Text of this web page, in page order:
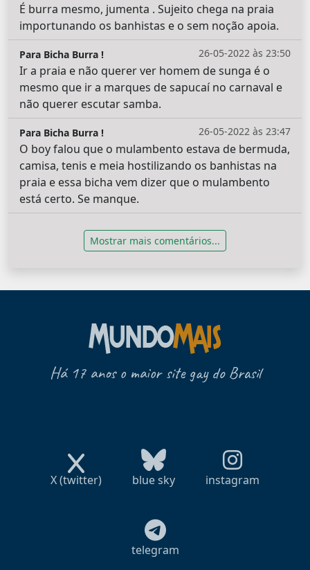
É burra mesmo, jumenta . Sujeito chega na praia
importunando os banhistas e o sem noção apoia.
26-05-2022 às 23:50
Para Bicha Burra !
Ir a praia e não querer ver homem de sunga é o
mesmo que ir a marques de sapucaí no carnaval e
não querer escutar samba.
26-05-2022 às 23:47
Para Bicha Burra !
O boy falou que o mulambento estava de bermuda,
camisa, tenis e meia hostilizando os banhistas na
praia e essa bicha vem dizer que o mulambento
está certo. Se manque.
Mostrar mais comentários...
Há 17 anos o maior site gay do Brasil
X (twitter) blue sky instagram
telegram